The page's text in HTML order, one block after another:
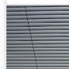
1,300 mm, 배터
541 kg,